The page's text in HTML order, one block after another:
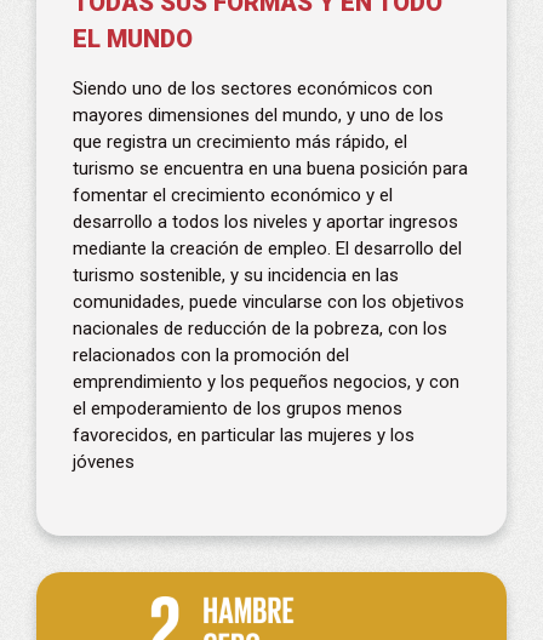
EL MUNDO
Siendo uno de los sectores económicos con
mayores dimensiones del mundo, y uno de los
que registra un crecimiento más rápido, el
turismo se encuentra en una buena posición para
fomentar el crecimiento económico y el
desarrollo a todos los niveles y aportar ingresos
mediante la creación de empleo. El desarrollo del
turismo sostenible, y su incidencia en las
comunidades, puede vincularse con los objetivos
nacionales de reducción de la pobreza, con los
relacionados con la promoción del
emprendimiento y los pequeños negocios, y con
el empoderamiento de los grupos menos
favorecidos, en particular las mujeres y los
jóvenes